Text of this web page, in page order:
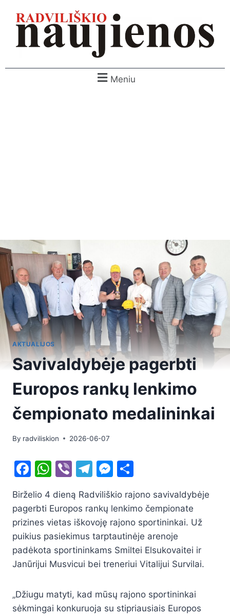
Meniu
AKTUALIJOS
Savivaldybėje pagerbti
Europos rankų lenkimo
čempionato medalininkai
By radviliskion 2026-06-07
F
c
e
b
o
o
W
at
s
A
p
p
Vi
er
T
e
gr
a
m
M
s
s
e
n
g
ar
e
Birželio 4 dieną Radviliškio rajono savivaldybėje
pagerbti Europos rankų lenkimo čempionate
prizines vietas iškovoję rajono sportininkai. Už
puikius pasiekimus tarptautinėje arenoje
padėkota sportininkams Smiltei Elsukovaitei ir
Janūrijui Musvicui bei treneriui Vitalijui Survilai.
„Džiugu matyti, kad mūsų rajono sportininkai
sėkmingai konkuruoja su stipriausiais Europos